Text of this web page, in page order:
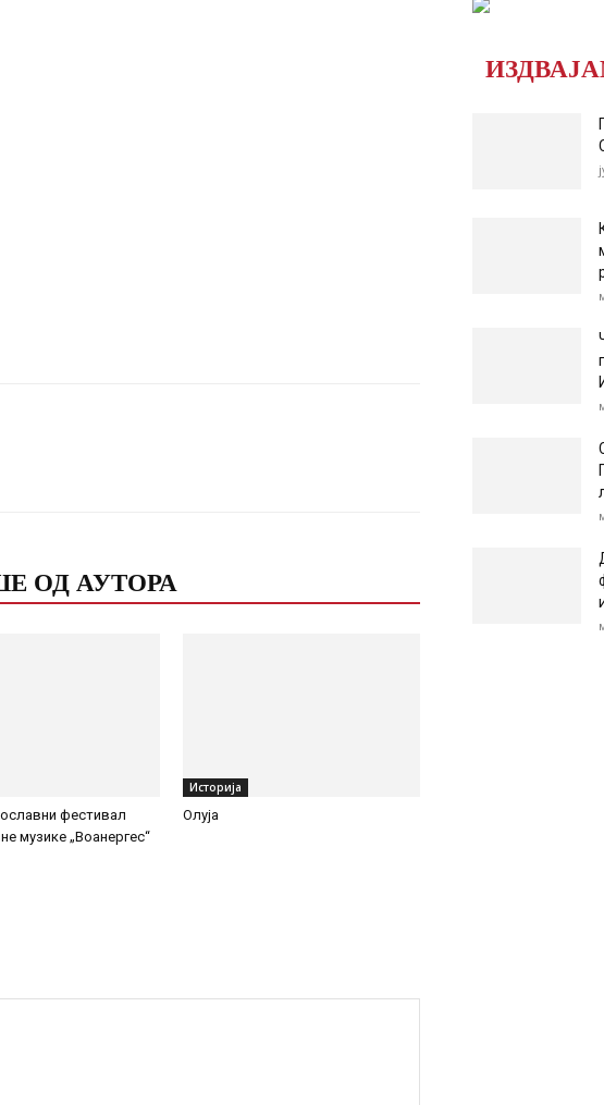
ОД АУТОРА
фестивал
музике „Воанергес“
Историја
Олуја